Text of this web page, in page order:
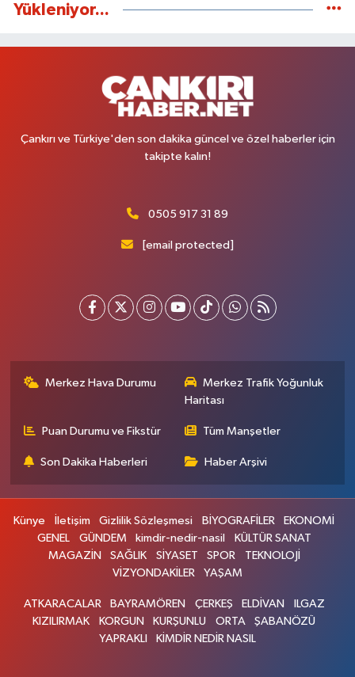
Yükleniyor...
Çankırı ve Türkiye'den son dakika güncel ve özel haberler için
takipte kalın!
0505 917 31 89
[email protected]
Merkez Hava Durumu
Merkez Trafik Yoğunluk
Haritası
Puan Durumu ve Fikstür Tüm Manşetler
Son Dakika Haberleri Haber Arşivi
Künye İletişim Gizlilik Sözleşmesi BİYOGRAFİLER
EKONOMİ
GENEL
GÜNDEM kimdir-nedir-nasil
KÜLTÜR SANAT
MAGAZİN
SAĞLIK SİYASET SPOR
TEKNOLOJİ
VİZYONDAKİLER
YAŞAM
ATKARACALAR BAYRAMÖREN ÇERKEŞ ELDİVAN
ILGAZ
KIZILIRMAK
KORGUN KURŞUNLU ORTA
ŞABANÖZÜ
YAPRAKLI
KİMDİR NEDİR NASIL